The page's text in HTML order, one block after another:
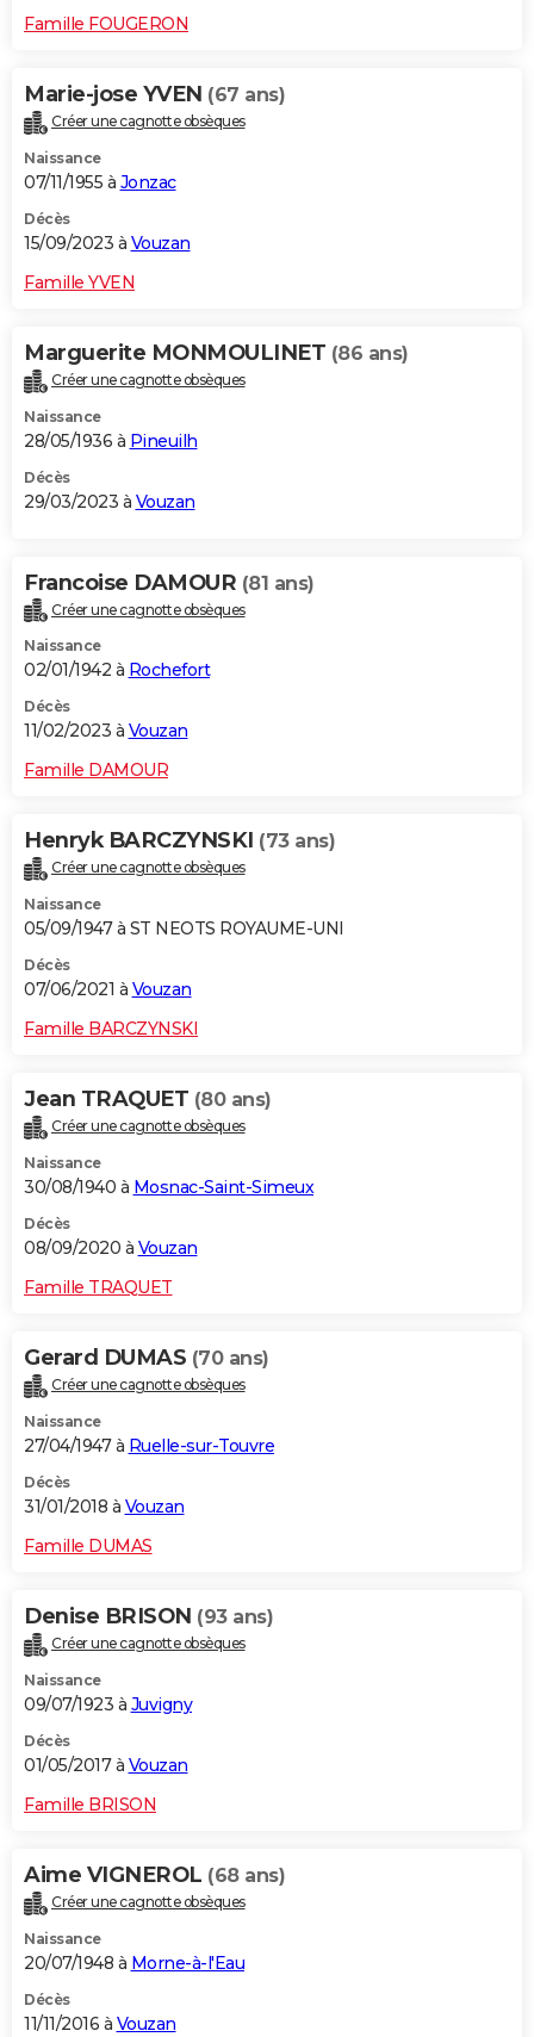
FORUM
Bricolage
Lifestyle
Culture
Television
Voyage
Famille FOUGERON
Marie-jose YVEN (67 ans)
Créer une cagnotte obsèques
Naissance
07/11/1955 à Jonzac
Décès
15/09/2023 à Vouzan
Famille YVEN
Marguerite MONMOULINET (86 ans)
Créer une cagnotte obsèques
Naissance
28/05/1936 à Pineuilh
Décès
29/03/2023 à Vouzan
Francoise DAMOUR (81 ans)
Créer une cagnotte obsèques
Naissance
02/01/1942 à Rochefort
Décès
11/02/2023 à Vouzan
Famille DAMOUR
Henryk BARCZYNSKI (73 ans)
Créer une cagnotte obsèques
Naissance
05/09/1947 à ST NEOTS ROYAUME-UNI
Décès
07/06/2021 à Vouzan
Famille BARCZYNSKI
Jean TRAQUET (80 ans)
Créer une cagnotte obsèques
Naissance
30/08/1940 à Mosnac-Saint-Simeux
Décès
08/09/2020 à Vouzan
Famille TRAQUET
Gerard DUMAS (70 ans)
Créer une cagnotte obsèques
Naissance
27/04/1947 à Ruelle-sur-Touvre
Décès
31/01/2018 à Vouzan
Famille DUMAS
Denise BRISON (93 ans)
Créer une cagnotte obsèques
Naissance
09/07/1923 à Juvigny
Décès
01/05/2017 à Vouzan
Famille BRISON
Aime VIGNEROL (68 ans)
Créer une cagnotte obsèques
Naissance
20/07/1948 à Morne-à-l'Eau
Décès
11/11/2016 à Vouzan